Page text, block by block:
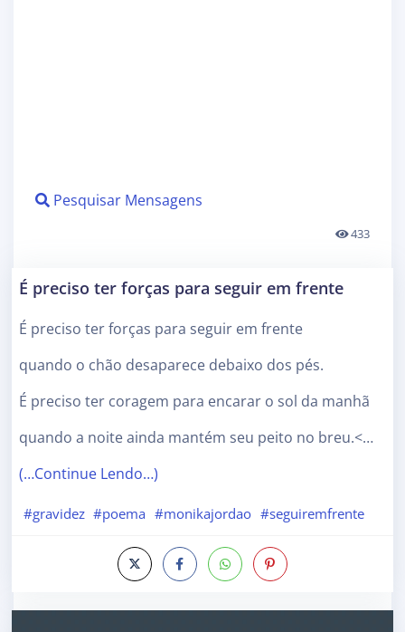
Pesquisar Mensagens
433
É preciso ter forças para seguir em frente
É preciso ter forças para seguir em frente
quando o chão desaparece debaixo dos pés.
É preciso ter coragem para encarar o sol da manhã
quando a noite ainda mantém seu peito no breu.<…
(…Continue Lendo…)
#gravidez #poema #monikajordao #seguiremfrente